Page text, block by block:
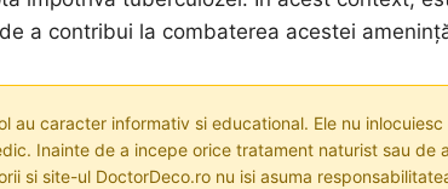
a contribui la combaterea acestei
caracter informativ si educational. Ele nu
Inainte de a incepe orice tratament naturist sau de
si site-ul DoctorDeco.ro nu isi asuma